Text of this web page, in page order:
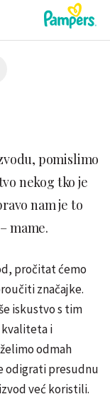
pomislimo
nekog tko je
nam je to
mame.
pročitat ćemo
značajke.
iskustvo s tim
kvaliteta i
odmah
odigrati presudnu
već koristili.